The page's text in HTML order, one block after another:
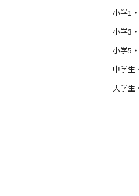
千
小学1
小学3
小学5
中学生
大学生